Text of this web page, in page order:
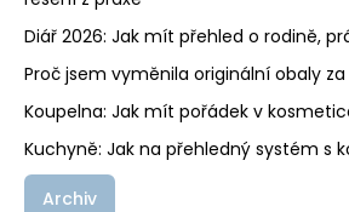
Diář 2026: Jak mít přehled o rodině,
Proč jsem vyměnila originální obaly
Koupelna: Jak mít pořádek v
Kuchyně: Jak na přehledný systém s
Archiv